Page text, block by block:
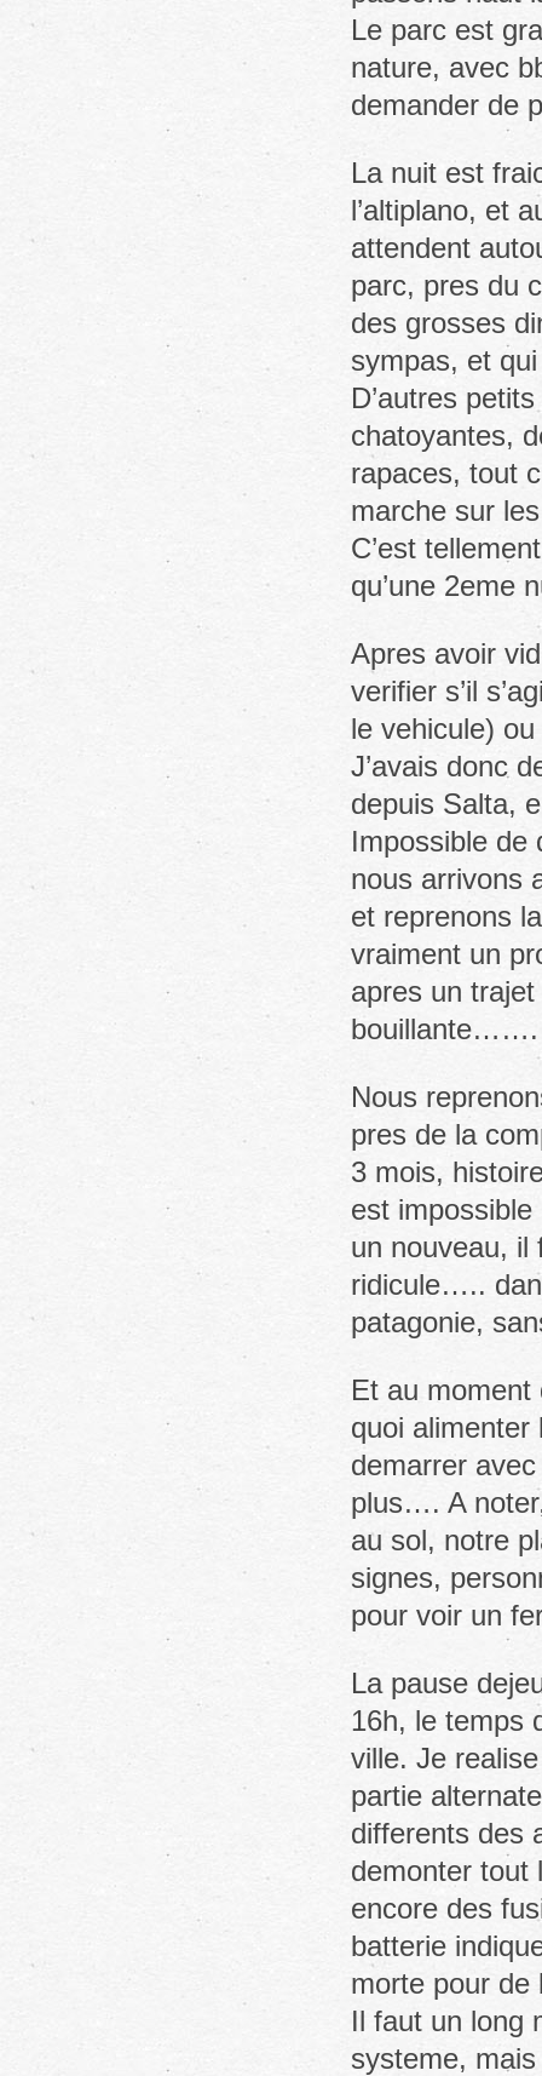
Le parc est
nature, avec
demander de
La nuit est
l’altiplano, et
attendent
parc, pres du
des grosses
sympas, et
D’autres
chatoyantes,
rapaces, tout
marche sur
C’est
qu’une 2eme
Apres avoir
verifier s’il
le vehicule)
J’avais donc
depuis Salta,
Impossible de
nous arrivons
et reprenons
vraiment un
apres un
bouillante…….
Nous
pres de la
3 mois,
est impossible
un nouveau, il
ridicule…..
patagonie,
Et au moment
quoi
demarrer
plus…. A
au sol, notre
signes,
pour voir un
La pause
16h, le temps
ville. Je
partie
differents des
demonter tout
encore des
batterie
morte pour de
Il faut un long
systeme,